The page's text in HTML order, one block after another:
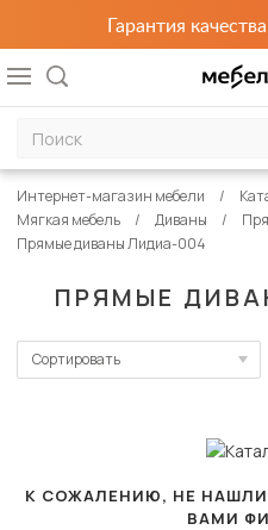
Гарантия
ПРЯМЫЕ
Интернет-магазин мебели
Мягкая мебель
Диваны
Прямые диваны Лидиа-004
Сортировать
Сначала дешевые
К СОЖАЛЕНИЮ, НЕ
ВАМИ